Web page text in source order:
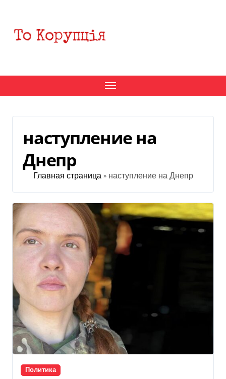
содержанию
наступление на
Днепр
Главная страница» наступление на Днепр
Политика